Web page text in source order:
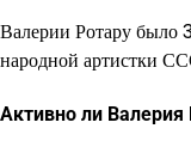
Валерии Ротару было
народной артистки
Активно ли Валерия